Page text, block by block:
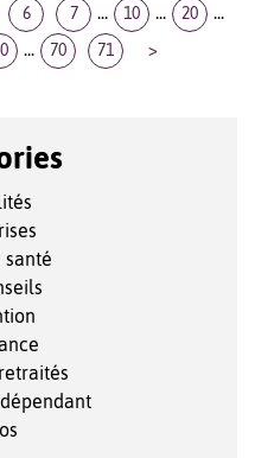
6 7 ... 10 ... 20 ...
... 70 71 >
santé